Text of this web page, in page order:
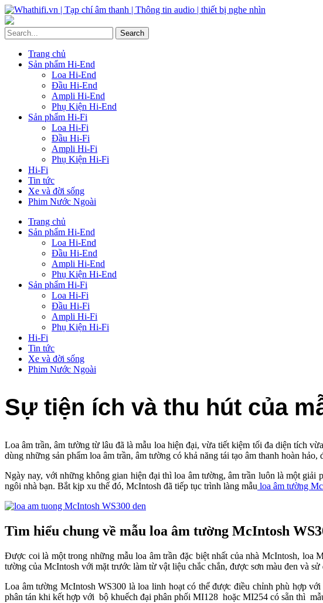
Trang chủ
Sản phẩm Hi-End
Loa Hi-End
Đầu Hi-End
Ampli Hi-End
Phụ Kiện Hi-End
Sản phẩm Hi-Fi
Loa Hi-Fi
Đầu Hi-Fi
Ampli Hi-Fi
Phụ Kiện Hi-Fi
Hi-Fi
Tin tức
Xe và đời sống
Phim Nước Ngoài
Trang chủ
Sản phẩm Hi-End
Loa Hi-End
Đầu Hi-End
Ampli Hi-End
Phụ Kiện Hi-End
Sản phẩm Hi-Fi
Loa Hi-Fi
Đầu Hi-Fi
Ampli Hi-Fi
Phụ Kiện Hi-Fi
Hi-Fi
Tin tức
Xe và đời sống
Phim Nước Ngoài
Sự tiện ích và thu hút của
Loa âm trần, âm tường từ lâu đã là mẫu loa hiện đại, vừa tiết kiệm tối đa diện tích
dùng những sản phẩm loa âm trần, âm tường có khả năng tái tạo âm thanh hoàn
Ngày nay, với những không gian hiện đại thì loa âm tường, âm trần luôn là một
ngôi nhà bạn. Bắt kịp xu thế đó, McIntosh đã tiếp tục trình làng mẫu loa âm tường
Tìm hiểu chung về mẫu loa âm tường McIntosh
Được coi là một trong những mẫu loa âm trần đặc biệt nhất của nhà McIntosh,
tường của McIntosh với mặt trước làm từ vật liệu chắc chắn, được sơn màu đen và
Loa âm tường McIntosh WS300 là loa linh hoạt có thể được điều chỉnh phù hợp
phân tán khi kết hợp với bộ khuếch đại phân phối MI128 hoặc MI254 có sẵn thì